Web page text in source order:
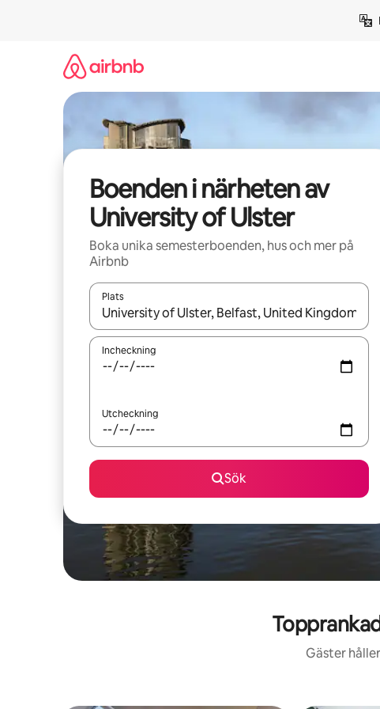
Boenden i närheten av
University of Ulster
Boka unika semesterboenden, hus och mer på
Airbnb
Plats
När resultaten är tillgängliga kan du navigera med
Incheckning
Utcheckning
Sök
Gäster